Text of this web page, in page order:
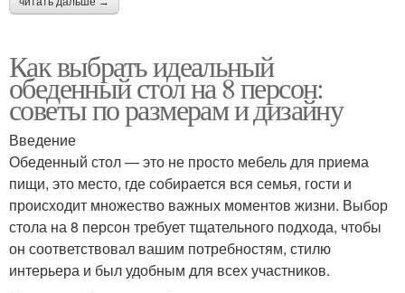
Как выбрать идеальный
обеденный стол на 8 персон:
советы по размерам и дизайну
Введение
Обеденный стол — это не просто мебель для приема
пищи, это место, где собирается вся семья, гости и
происходит множество важных моментов жизни. Выбор
стола на 8 персон требует тщательного подхода, чтобы
он соответствовал вашим потребностям, стилю
интерьера и был удобным для всех участников.